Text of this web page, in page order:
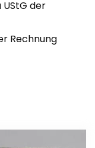
der
Rechnung